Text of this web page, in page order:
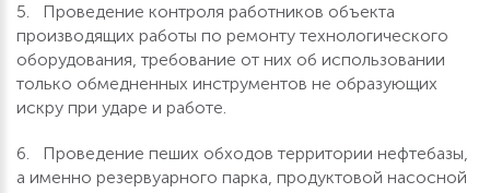
5. Проведение контроля работников объекта
производящих работы по ремонту технологического
оборудования, требование от них об использовании
только обмедненных инструментов не образующих
искру при ударе и работе.
6. Проведение пеших обходов территории нефтебазы,
а именно резервуарного парка, продуктовой насосной